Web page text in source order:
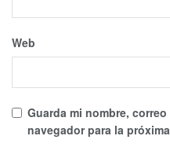
Web
Guarda mi nombre,
navegador para la